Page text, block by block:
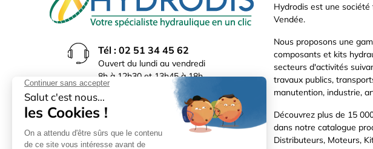
Tél : 02 51 34 45 62
Ouvert du lundi au vendredi
8h à 12h30 et 13h45 à 18h
(17h30 le vendredi)
Rue du Bocage La Ribotière
85170 Le Poiré sur Vie
Hydrodis est une
Vendée.
Nous proposons une
composants et kits
secteurs d'activités
travaux publics,
manutention, industrie,
Découvrez plus de 15
dans notre catalogue
Distributeurs, Moteurs,